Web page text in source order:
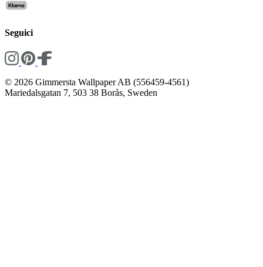
Seguici
© 2026 Gimmersta Wallpaper AB (556459-4561)
Mariedalsgatan 7, 503 38 Borås, Sweden